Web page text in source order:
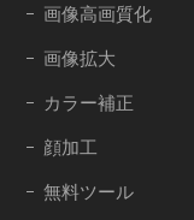
画像高画質化
画像拡大
カラー補正
顔加工
無料ツール